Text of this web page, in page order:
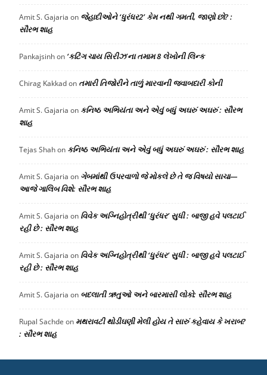
Amit S. Gajaria on જેહાદીઓને ‘ધુરંધર2’ કેમ નથી ગમતી, જાણો છો? :
સૌરભ શાહ
Pankajsinhon ‘કટિંગ ચાય સિરીઝ’ના તમામ 8 લેખોની લિન્ક
Chirag Kakkadon તમારી તિજોરીને તાળું મારવાની જવાબદારી કોની
Amit S. Gajaria on કનિષ્ઠ અભિયંતા અને એવું બધું અઘરું અઘરું : સૌરભ
શાહ
Tejas Shahon કનિષ્ઠ અભિયંતા અને એવું બધું અઘરું અઘરું : સૌરભ શાહ
Amit S. Gajaria on ગેબમાંથી ઉપરવાળો જે મોકલે છે તે જ વિષયો સાચા—
આજે ગાલિબ વિશે: સૌરભ શાહ
Amit S. Gajaria on વિવેક અગ્નિહોત્રીથી ‘ધુરંધર’ સુધી : બાજી હવે પલટાઈ
રહી છે : સૌરભ શાહ
Amit S. Gajaria on વિવેક અગ્નિહોત્રીથી ‘ધુરંધર’ સુધી : બાજી હવે પલટાઈ
રહી છે : સૌરભ શાહ
Amit S. Gajaria on બદલાતી ઋતુઓ અને બારમાસી લોકો: સૌરભ શાહ
Rupal Sachde on મથરાવટી થોડીઘણી મેલી હોય તે સારું કહેવાય કે ખરાબ?
: સૌરભ શાહ